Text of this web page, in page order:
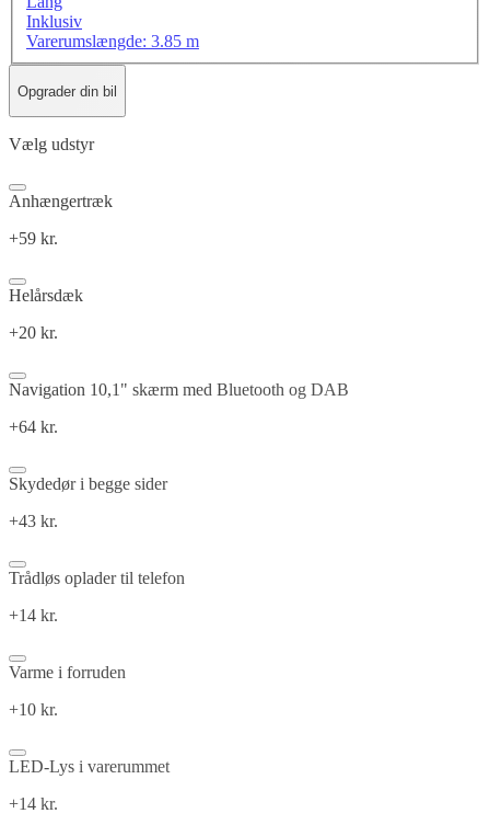
Inklusiv
Varerumslængde: 3.85 m
Opgrader din bil
Vælg udstyr
Anhængertræk
+59 kr.
Helårsdæk
+20 kr.
Navigation 10,1" skærm med Bluetooth og DAB
+64 kr.
Skydedør i begge sider
+43 kr.
Trådløs oplader til telefon
+14 kr.
Varme i forruden
+10 kr.
LED-Lys i varerummet
+14 kr.